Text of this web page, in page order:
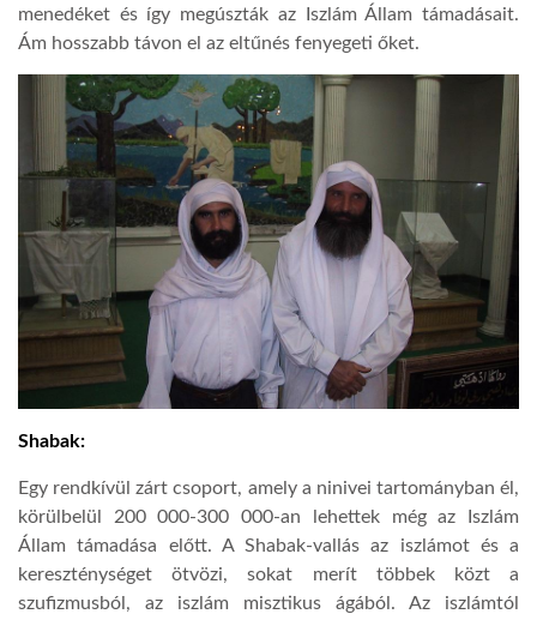
menedéket és így megúszták az Iszlám Állam támadásait.
Ám hosszabb távon el az eltűnés fenyegeti őket.
Shabak:
Egy rendkívül zárt csoport, amely a ninivei tartományban él,
körülbelül 200 000-300 000-an lehettek még az Iszlám
Állam támadása előtt. A Shabak-vallás az iszlámot és a
kereszténységet ötvözi, sokat merít többek közt a
szufizmusból, az iszlám misztikus ágából. Az iszlámtól